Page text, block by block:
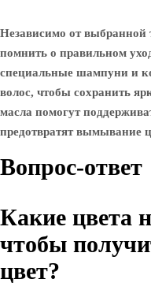
Независимо от
помнить о правильном
специальные шампуни и
волос, чтобы сохранить
масла помогут
предотвратят вымывание
Вопрос-ответ
Какие цвета
чтобы
цвет?